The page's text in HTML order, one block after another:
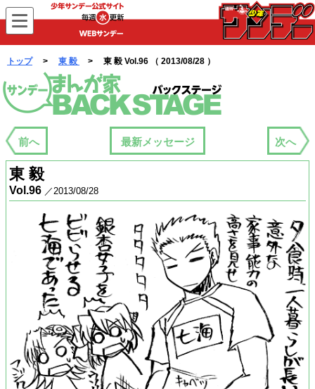
WEBサンデー
トップ> 東 毅 > 東 毅 Vol.96 （ 2013/08/28 ）
まんが家バックステージ
前へ 最新メッセージ 次へ
東 毅
Vol.96 ／2013/08/28